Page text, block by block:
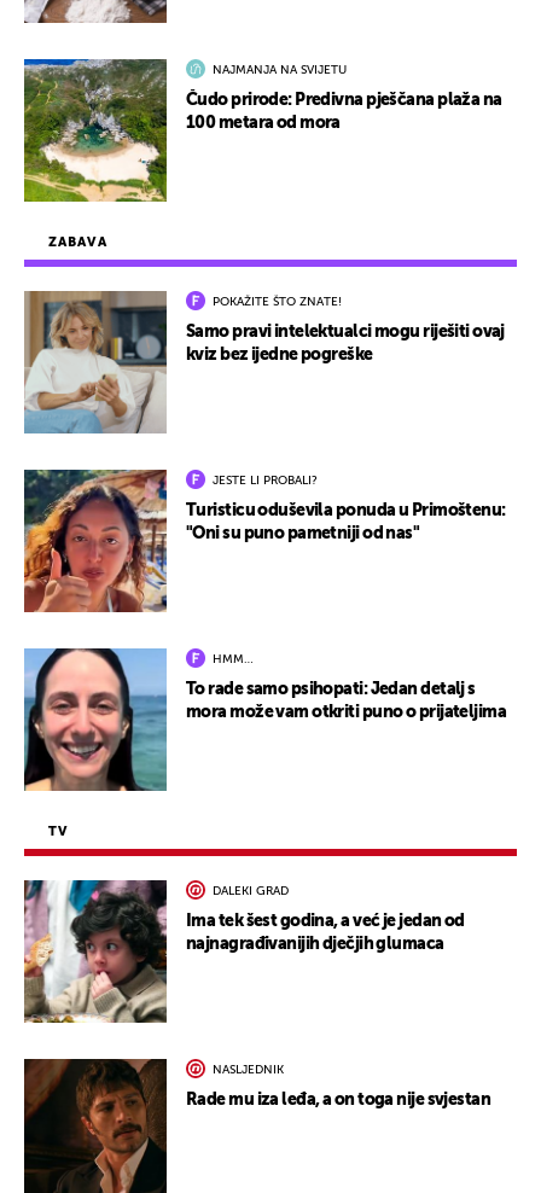
ZABAVA
POKAŽITE ŠTO ZNATE!
Samo pravi intelektualci mogu riješiti ovaj
kviz bez ijedne pogreške
JESTE LI PROBALI?
Turisticu oduševila ponuda u Primoštenu:
"Oni su puno pametniji od nas"
HMM…
To rade samo psihopati: Jedan detalj s
mora može vam otkriti puno o prijateljima
TV
DALEKI GRAD
Ima tek šest godina, a već je jedan od
najnagrađivanijih dječjih glumaca
NASLJEDNIK
Rade mu iza leđa, a on toga nije svjestan
NAJMANJA NA SVIJETU
Čudo prirode: Predivna pješčana plaža na
100 metara od mora